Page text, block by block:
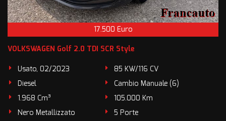
17.500 Euro
VOLKSWAGEN Golf 2.0 TDI SCR Style
Usato, 02/2023
85 KW/116 CV
Diesel
Cambio Manuale (6)
1.968 Cm³
105.000 Km
Nero Metallizzato
5 Porte